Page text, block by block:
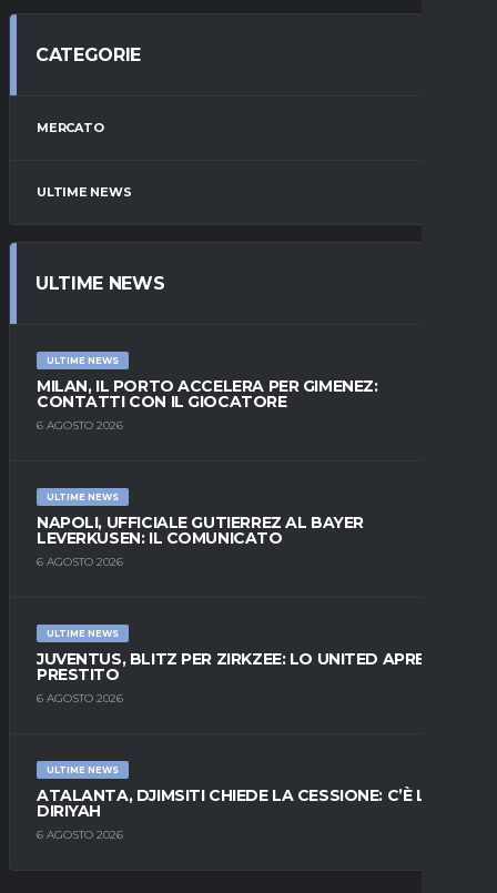
CATEGORIE
MERCATO
ULTIME NEWS
ULTIME NEWS
ULTIME NEWS
MILAN, IL PORTO ACCELERA PER GIMENEZ:
CONTATTI CON IL GIOCATORE
6 AGOSTO 2026
ULTIME NEWS
NAPOLI, UFFICIALE GUTIERREZ AL BAYER
LEVERKUSEN: IL COMUNICATO
6 AGOSTO 2026
ULTIME NEWS
JUVENTUS, BLITZ PER ZIRKZEE: LO UNITED APRE AL
PRESTITO
6 AGOSTO 2026
ULTIME NEWS
ATALANTA, DJIMSITI CHIEDE LA CESSIONE: C’È L’AL-
DIRIYAH
6 AGOSTO 2026